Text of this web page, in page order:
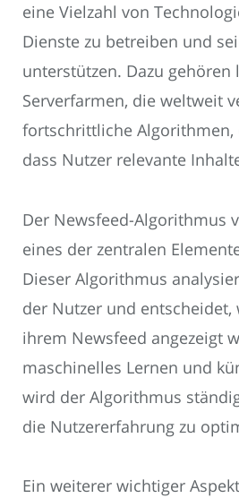
eine Vielzahl von
Dienste zu betreiben und
unterstützen. Dazu gehören
Serverfarmen, die weltweit
fortschrittliche Algorithmen,
dass Nutzer relevante
Der Newsfeed-Algorithmus
eines der zentralen
Dieser Algorithmus
der Nutzer und entscheidet,
ihrem Newsfeed angezeigt
maschinelles Lernen und
wird der Algorithmus
die Nutzererfahrung zu
Ein weiterer wichtiger